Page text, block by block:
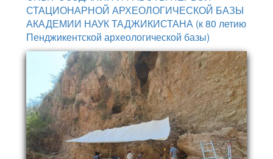
СТАЦИОНАРНОЙ АРХЕОЛОГИЧЕСКОЙ БАЗЫ
АКАДЕМИИ НАУК ТАДЖИКИСТАНА (к 80 летию
Пенджикентской археологической базы)